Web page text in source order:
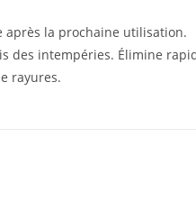
la prochaine utilisation.
des intempéries. Élimine
rayures.